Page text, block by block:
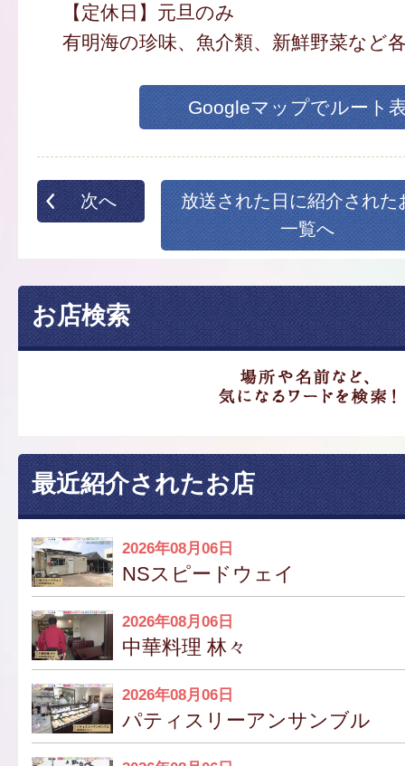
【定休日】元旦のみ
有明海の珍味、魚介類、新鮮野菜など
Googleマップでルート
次へ
放送された日に紹介された
一覧へ
お店検索
最近紹介されたお店
2026年08月06日
NSスピードウェイ
2026年08月06日
中華料理 林々
2026年08月06日
パティスリーアンサンブル